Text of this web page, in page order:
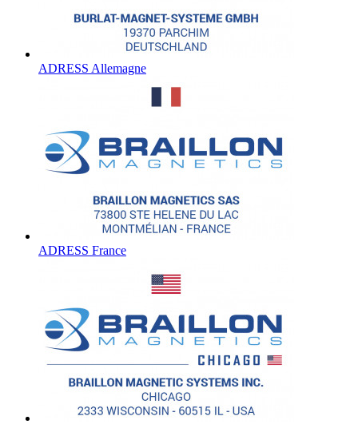
ADRESS Allemagne
ADRESS France